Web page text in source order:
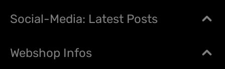
Social-Media: Latest Posts
Webshop Infos